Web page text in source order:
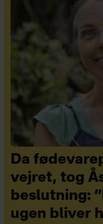
Da
vejret, tog
beslutning:
ugen bliver